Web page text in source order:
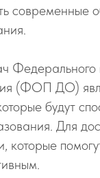
современные
Федерального
(ФОП ДО)
будут
Для
которые